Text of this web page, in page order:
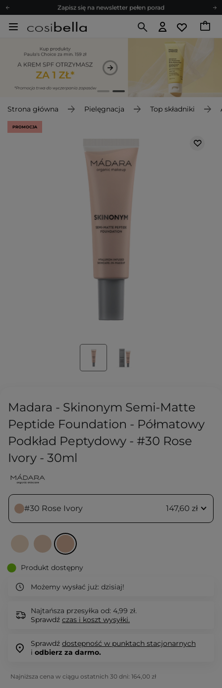
Zapisz się na newsletter pełen porad
Bezpłatne konsultacje kosmetologiczne
Poleć nas i zyskaj jeszcze więcej punktów
Zapisz się na newsletter pełen porad
Strona główna Pielęgnacja Top składniki
PROMOCJA
Madara - Skinonym Semi-Matte
Peptide Foundation - Półmatowy
Podkład Peptydowy - #30 Rose
Ivory - 30ml
#30 Rose Ivory 147,60 zł
Produkt dostępny
Możemy wysłać już: dzisiaj!
Najtańsza przesyłka od: 4,99 zł.
Sprawdź czas i koszt wysyłki.
Sprawdź dostępność w punktach stacjonarnych
i odbierz za darmo.
Najniższa cena w ciągu ostatnich 30 dni: 164,00 zł